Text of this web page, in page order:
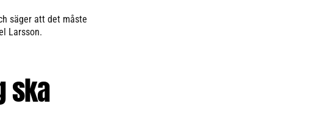
säger att det måste
Larsson.
ska